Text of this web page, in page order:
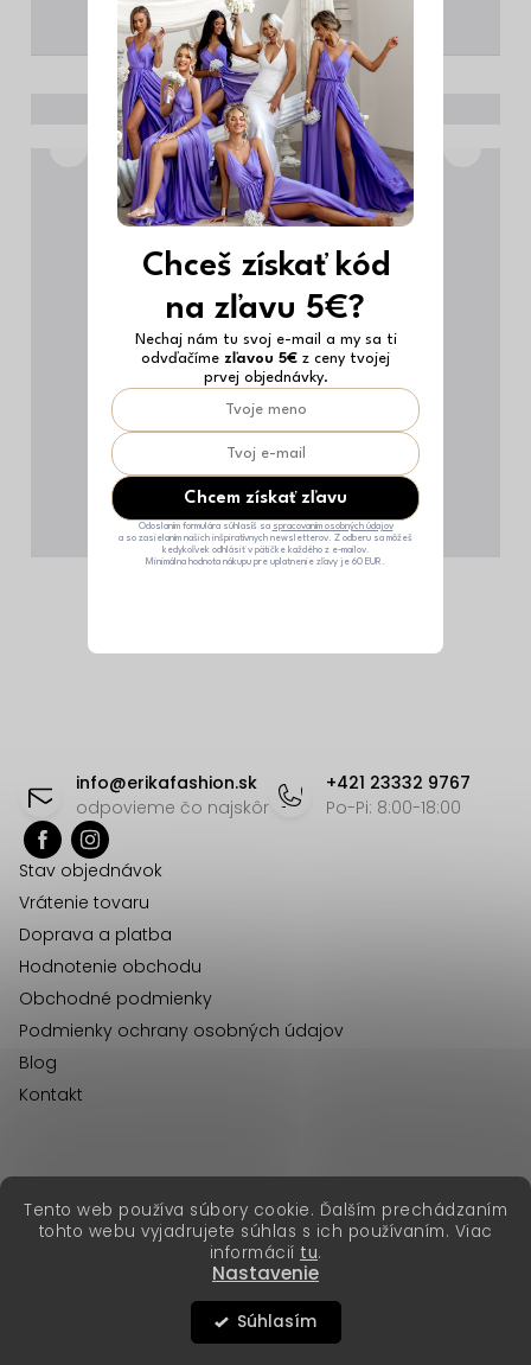
Tento web používa súbory cookie. Ďalším prechádzaním
tohto webu vyjadrujete súhlas s ich používaním. Viac
informácií tu.
Nastavenie
Súhlasím
________
info@erikafashion.sk
odpovieme čo najskôr
+421 23332 9767
Po-Pi: 8:00-18:00
Stav objednávok
Vrátenie tovaru
Doprava a platba
Hodnotenie obchodu
Obchodné podmienky
Podmienky ochrany osobných údajov
Blog
Kontakt
Vytvoril Shoptet Premium
Copyright 2026Erika Fashion. Všetky práva vyhradené.
erikafashion.cz
Chceš získať kód
na zľavu 5€?
Nechaj nám tu svoj e-mail a my sa ti
odvďačíme zľavou 5€ z ceny tvojej
prvej objednávky.
Chcem získať zľavu
Odoslaním formulára súhlasíš sa spracovaním osobných údajov
a so zasielaním našich inšpiratívnych newsletterov. Z odberu sa môžeš
kedykoľvek odhlásiť v pätičke každého z e-mailov.
Minimálna hodnota nákupu pre uplatnenie zľavy je 60 EUR.